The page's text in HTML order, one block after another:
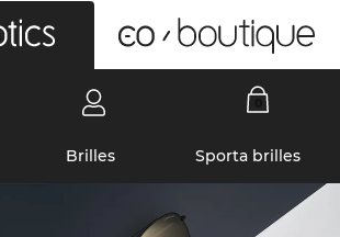
Brilles Sporta brilles